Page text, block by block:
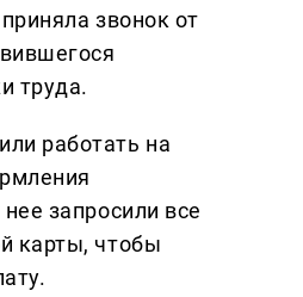
звонок от
труда.
работать на
запросили все
карты, чтобы